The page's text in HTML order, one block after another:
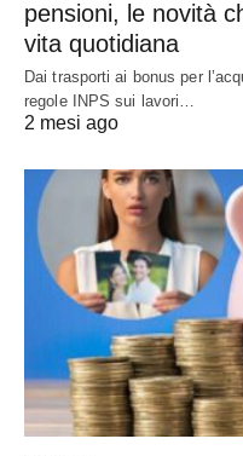
pensioni, le novità
vita quotidiana
Dai trasporti ai bonus per
regole INPS sui lavori…
2 mesi ago